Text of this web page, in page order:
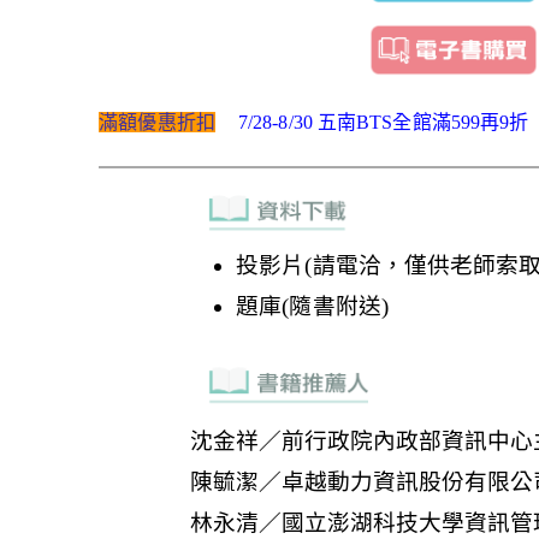
滿額優惠折扣 7/28-8/30 五南BTS全館滿599再9折
投影片(請電洽，僅供老師索
題庫(隨書附送)